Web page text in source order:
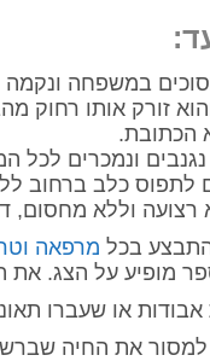
במשפחה
זורק אותו רחוק
הכתובת.
נגנבים ונמכרים
לתפוס כלב
וללא מחסום,
בכל מרפאה
מופיע על הצג.
אבודות או שעברו
את החיה